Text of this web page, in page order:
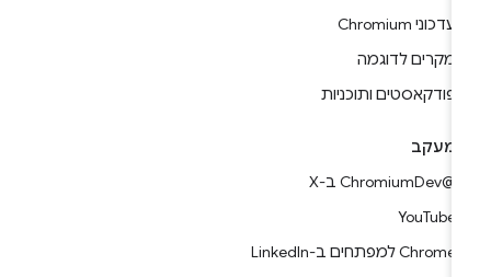
עדכוני Chromium
מקרים לדוגמה
פודקאסטים ותוכניות
מעקב
YouTube
Chrome למפתחים ב-LinkedIn